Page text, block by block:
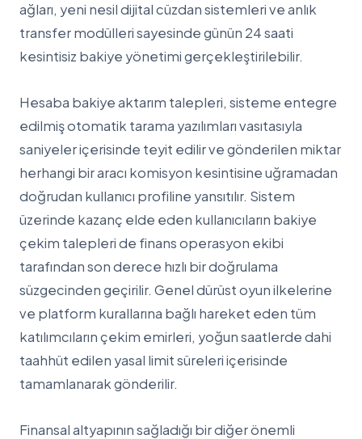
ağları, yeni nesil dijital cüzdan sistemleri ve anlık
transfer modülleri sayesinde günün 24 saati
kesintisiz bakiye yönetimi gerçekleştirilebilir.
Hesaba bakiye aktarım talepleri, sisteme entegre
edilmiş otomatik tarama yazılımları vasıtasıyla
saniyeler içerisinde teyit edilir ve gönderilen miktar
herhangi bir aracı komisyon kesintisine uğramadan
doğrudan kullanıcı profiline yansıtılır. Sistem
üzerinde kazanç elde eden kullanıcıların bakiye
çekim talepleri de finans operasyon ekibi
tarafından son derece hızlı bir doğrulama
süzgecinden geçirilir. Genel dürüst oyun ilkelerine
ve platform kurallarına bağlı hareket eden tüm
katılımcıların çekim emirleri, yoğun saatlerde dahi
taahhüt edilen yasal limit süreleri içerisinde
tamamlanarak gönderilir.
Finansal altyapının sağladığı bir diğer önemli